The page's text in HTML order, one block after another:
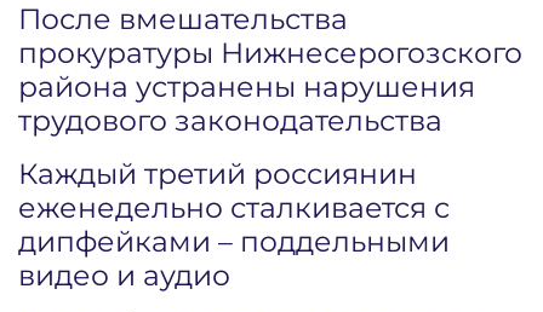
После вмешательства
прокуратуры Нижнесерогозского
района устранены нарушения
трудового законодательства
Каждый третий россиянин
еженедельно сталкивается с
дипфейками – поддельными
видео и аудио